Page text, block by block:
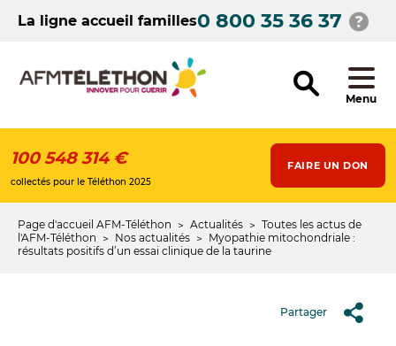
contenuLa ligne accueil familles0 800 35 36 37
Menu
100 548 314 €
collectés pour le Téléthon 2025
FAIRE UN DON
Fil
d'Ariane
Page d'accueil AFM-Téléthon Actualités
Toutes les actus de
l'AFM-Téléthon
Nos actualités
Myopathie mitochondriale :
résultats positifs d’un essai clinique de la taurine
Partager